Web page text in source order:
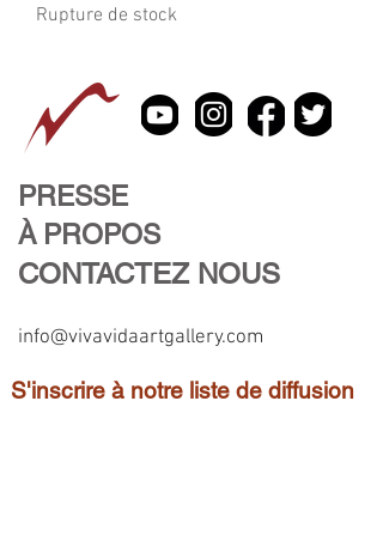
Rupture de stock
PRESSE
À PROPOS
CONTACTEZ NOUS
info@vivavidaartgallery.com
S'inscrire à notre liste de diffusion